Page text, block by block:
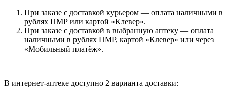
При заказе с доставкой курьером — оплата наличными в
рублях ПМР или картой «Клевер».
При заказе с доставкой в выбранную аптеку — оплата
наличными в рублях ПМР, картой «Клевер» или через
«Мобильный платёж».
В интернет-аптеке доступно 2 варианта доставки: